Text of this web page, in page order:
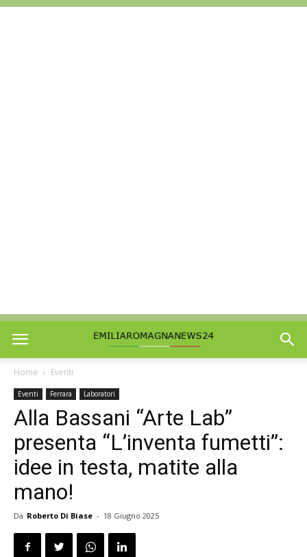
Home Eventi
Eventi Ferrara Laboratori
Alla Bassani “Arte Lab”
presenta “L’inventa fumetti”:
idee in testa, matite alla
mano!
Da Roberto Di Biase - 18 Giugno 2025